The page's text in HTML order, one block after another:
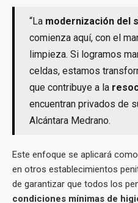
“La modernización del
comienza aquí, con el
limpieza. Si logramos
celdas, estamos
que contribuye a la
encuentran privados de
Alcántara Medrano.
Este enfoque se aplicará
en otros establecimientos
de garantizar que todos los
condiciones mínimas de